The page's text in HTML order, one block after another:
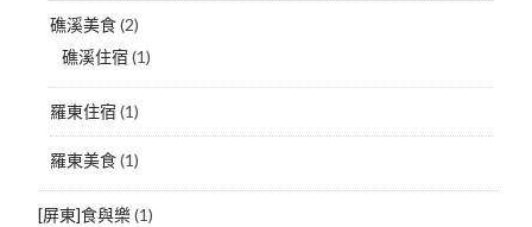
礁溪美食(2)
礁溪住宿 (1)
羅東住宿 (1)
羅東美食(1)
[屏東]食與樂(1)